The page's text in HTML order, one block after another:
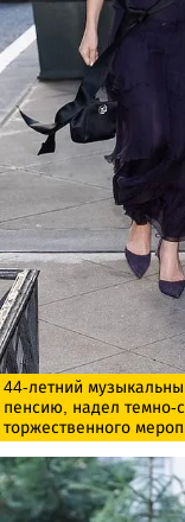
44-летний
пенсию, надел темно-
торжественного